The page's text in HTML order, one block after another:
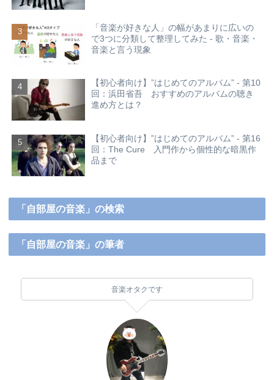
「音楽が好きな人」の幅があまりに広いの
で3つに分類して整理してみた - 歌・音楽・
音楽と言う現象
【初心者向け】”はじめてのアルバム” - 第10
回：浜田省吾 おすすめのアルバムの聴き
進め方とは？
【初心者向け】”はじめてのアルバム” - 第16
回：The Cure 入門作から個性的な暗黒作
品まで
「自部屋の音楽」の検索
「自部屋の音楽」の筆者
音楽オタクです